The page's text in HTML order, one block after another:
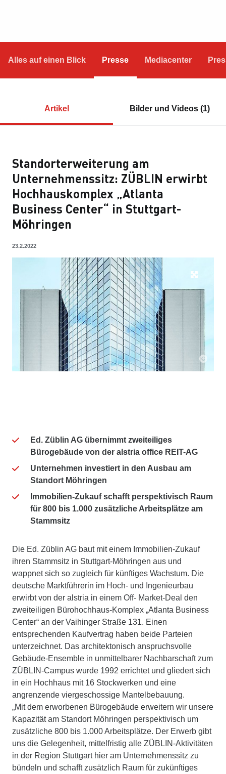
Alles auf einen Blick Presse Mediacenter
Artikel Bilder und Videos (1)
Standorterweiterung am
Unternehmenssitz: ZÜBLIN erwirbt
Hochhauskomplex „Atlanta
Business Center“ in Stuttgart-
Möhringen
23.2.2022
Ed. Züblin AG übernimmt zweiteiliges
Bürogebäude von der alstria office REIT-AG
Unternehmen investiert in den Ausbau am
Standort Möhringen
Immobilien-Zukauf schafft perspektivisch Raum
für 800 bis 1.000 zusätzliche Arbeitsplätze am
Stammsitz
Die Ed. Züblin AG baut mit einem Immobilien-Zukauf
ihren Stammsitz in Stuttgart-Möhringen aus und
wappnet sich so zugleich für künftiges Wachstum. Die
deutsche Marktführerin im Hoch- und Ingenieurbau
erwirbt von der alstria in einem Off- Market-Deal den
zweiteiligen Bürohochhaus-Komplex „Atlanta Business
Center“ an der Vaihinger Straße 131. Einen
entsprechenden Kaufvertrag haben beide Parteien
unterzeichnet. Das architektonisch anspruchsvolle
Gebäude-Ensemble in unmittelbarer Nachbarschaft zum
ZÜBLIN-Campus wurde 1992 errichtet und gliedert sich
in ein Hochhaus mit 16 Stockwerken und eine
angrenzende viergeschossige Mantelbebauung.
„Mit dem erworbenen Bürogebäude erweitern wir unsere
Kapazität am Standort Möhringen perspektivisch um
zusätzliche 800 bis 1.000 Arbeitsplätze. Der Erwerb gibt
uns die Gelegenheit, mittelfristig alle ZÜBLIN-Aktivitäten
in der Region Stuttgart hier am Unternehmenssitz zu
bündeln und schafft zusätzlich Raum für zukünftiges